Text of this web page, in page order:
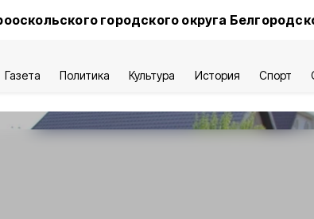
городского округа
Газета Политика Культура История Спорт